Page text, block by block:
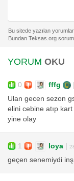
YORUM OKU
0 fffg |
Ulan gecen sezon
elini cebine atıp
yine olay
1 loya |
geçen senemiydi